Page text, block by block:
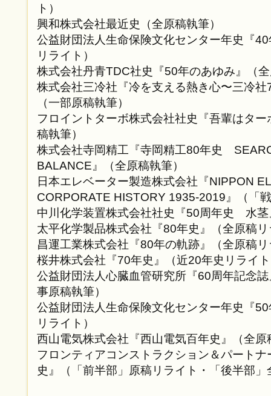
ト）
興和株式会社最近史（全原稿執筆）
公益財団法人生命保険文化センター年史『
リライト）
株式会社丹青TDC社史『50年のあゆみ』（
株式会社三冷社『冷を支える熱き心〜三冷
（一部原稿執筆）
フロイントターボ株式会社社史『吾輩はタ
稿執筆）
株式会社寺岡精工『寺岡精工80年史
BALANCE』（全原稿執筆）
日本エレベーター製造株式会社『NIPPON
CORPORATE HISTORY 1935-2019』（「
中川化学装置株式会社社史『50周年史 水茎
太平化学製品株式会社『80年史』（全原稿
昌運工業株式会社『80年の軌跡』（全原稿
桜井株式会社『70年史』（近20年史リライ
公益財団法人心臓血管研究所『60周年記念
事原稿執筆）
公益財団法人生命保険文化センター年史『
リライト）
西山電気株式会社『西山電気百年史』（全原
フロンティアコンストラクション＆パート
史』（「前半部」原稿リライト・「後半部」